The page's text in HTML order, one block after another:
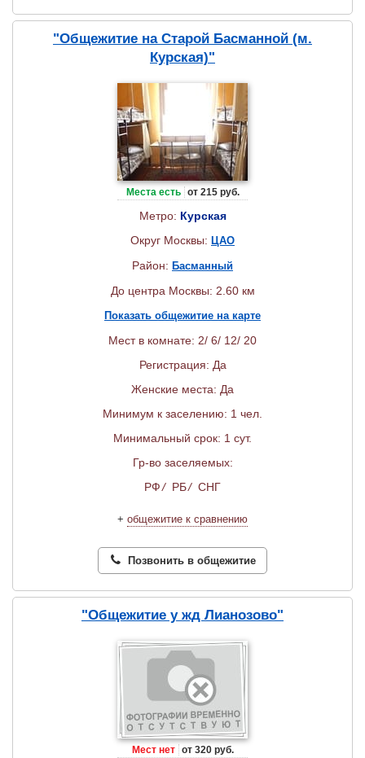
"Общежитие на Старой Басманной (м.
Курская)"
Места есть от 215 руб.
Метро: Курская
Округ Москвы: ЦАО
Район: Басманный
До центра Москвы: 2.60 км
Показать общежитие на карте
Мест в комнате: 2/ 6/ 12/ 20
Регистрация: Да
Женские места: Да
Минимум к заселению: 1 чел.
Минимальный срок: 1 сут.
Гр-во заселяемых:
РФ/ РБ/ СНГ
+ общежитие к сравнению
Позвонить в общежитие
"Общежитие у жд Лианозово"
Мест нет от 320 руб.